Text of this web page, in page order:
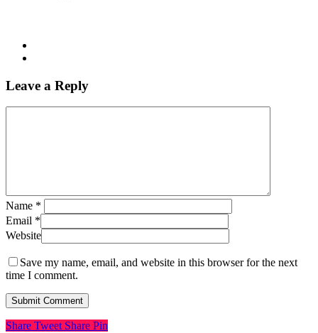
Leave a Reply
Name *
Email *
Website
Save my name, email, and website in this browser for the next
time I comment.
Share Tweet Share Pin